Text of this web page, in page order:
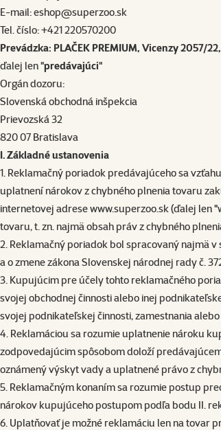
E-mail:eshop@superzoo.sk
Tel. číslo: +421220570200
Prevádzka: PLAČEK PREMIUM, Vicenzy 2057/
ďalej len "predávajúci"
Orgán dozoru:
Slovenská obchodná inšpekcia
Prievozská 32
820 07 Bratislava
I. Základné ustanovenia
1. Reklamačný poriadok predávajúceho sa
uplatnení nárokov z chybného plnenia tovaru
internetovej adresewww.superzoo.sk(ďalej len
tovaru, t. zn. najmä obsah práv z chybného
2. Reklamačný poriadok bol spracovaný najmä
a o zmene zákona Slovenskej národnej rady č.
3. Kupujúcim pre účely tohto reklamačného
svojej obchodnej činnosti alebo inej
svojej podnikateľskej činnosti, zamestnania
4. Reklamáciou sa rozumie uplatnenie nároku
zodpovedajúcim spôsobom doloží
oznámený výskyt vady a uplatnené právo z
5. Reklamačným konaním sa rozumie postup
nárokov kupujúceho postupom podľa bodu II.
6. Uplatňovať je možné reklamáciu len na tovar